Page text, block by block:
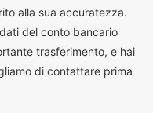
alla sua accuratezza.
del conto bancario
trasferimento, e hai
di contattare prima